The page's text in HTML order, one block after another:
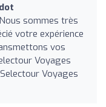
sommes très
votre expérience
vos
Voyages
Voyages